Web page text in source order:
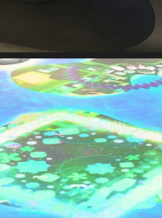
APPLICATION